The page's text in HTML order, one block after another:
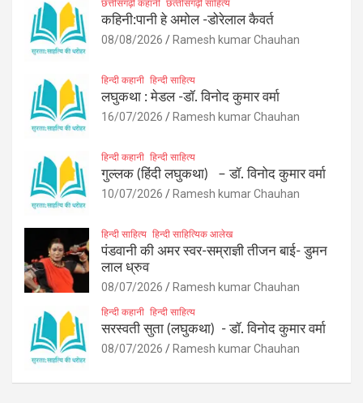
छत्तीसगढ़ी कहानी छत्‍तीसगढ़ी साहित्‍य
कहिनी:पानी हे अमोल -डोरेलाल कैवर्त
08/08/2026 Ramesh kumar Chauhan
हिन्दी कहानी हिन्दी साहित्य
लघुकथा : मेडल -डॉ. विनोद कुमार वर्मा
16/07/2026 Ramesh kumar Chauhan
हिन्दी कहानी हिन्दी साहित्य
गुल्लक (हिंदी लघुकथा) – डॉ. विनोद कुमार वर्मा
10/07/2026 Ramesh kumar Chauhan
हिन्दी साहित्य हिन्दी साहित्यिक आलेख
पंडवानी की अमर स्वर-सम्राज्ञी तीजन बाई- डुमन
लाल ध्रुव
08/07/2026 Ramesh kumar Chauhan
हिन्दी कहानी हिन्दी साहित्य
सरस्वती सुता (लघुकथा) ​- डॉ. विनोद कुमार वर्मा
08/07/2026 Ramesh kumar Chauhan